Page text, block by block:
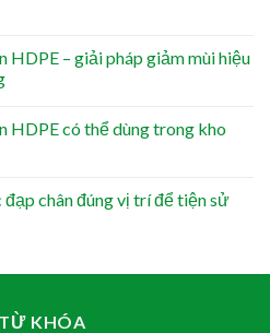
HDPE – giải pháp giảm mùi hiệu
HDPE có thể dùng trong kho
đạp chân đúng vị trí để tiện sử
KHÓA